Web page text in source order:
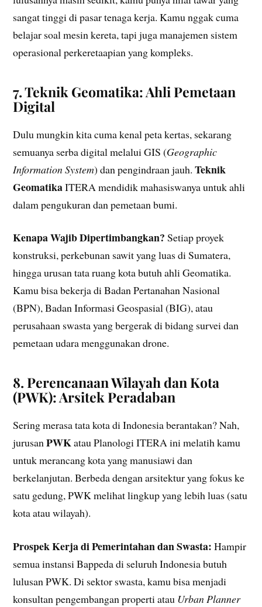
sangat tinggi di pasar tenaga kerja. Kamu nggak cuma
belajar soal mesin kereta, tapi juga manajemen sistem
operasional perkeretaapian yang kompleks.
7. Teknik Geomatika: Ahli Pemetaan
Digital
Dulu mungkin kita cuma kenal peta kertas, sekarang
semuanya serba digital melalui GIS (Geographic
Information System) dan pengindraan jauh.Teknik
GeomatikaITERA mendidik mahasiswanya untuk ahli
dalam pengukuran dan pemetaan bumi.
Kenapa Wajib Dipertimbangkan? Setiap proyek
konstruksi, perkebunan sawit yang luas di Sumatera,
hingga urusan tata ruang kota butuh ahli Geomatika.
Kamu bisa bekerja di Badan Pertanahan Nasional
(BPN), Badan Informasi Geospasial (BIG), atau
perusahaan swasta yang bergerak di bidang survei dan
pemetaan udara menggunakan drone.
8. Perencanaan Wilayah dan Kota
(PWK): Arsitek Peradaban
Sering merasa tata kota di Indonesia berantakan? Nah,
jurusanPWKatau Planologi ITERA ini melatih kamu
untuk merancang kota yang manusiawi dan
berkelanjutan. Berbeda dengan arsitektur yang fokus ke
satu gedung, PWK melihat lingkup yang lebih luas (satu
kota atau wilayah).
Prospek Kerja di Pemerintahan dan Swasta: Hampir
semua instansi Bappeda di seluruh Indonesia butuh
lulusan PWK. Di sektor swasta, kamu bisa menjadi
konsultan pengembangan properti atau Urban Planner